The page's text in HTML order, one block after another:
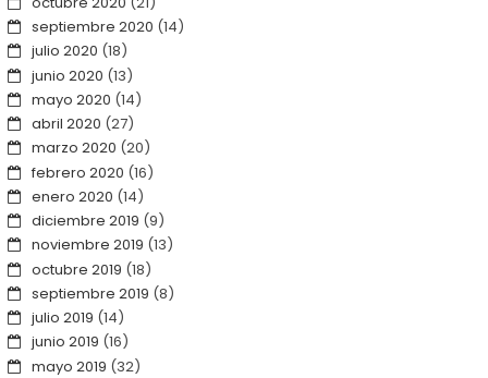
septiembre 2020 (14)
julio 2020 (18)
junio 2020 (13)
mayo 2020 (14)
abril 2020 (27)
marzo 2020 (20)
febrero 2020 (16)
enero 2020 (14)
diciembre 2019 (9)
noviembre 2019 (13)
octubre 2019 (18)
septiembre 2019 (8)
julio 2019 (14)
junio 2019 (16)
mayo 2019 (32)